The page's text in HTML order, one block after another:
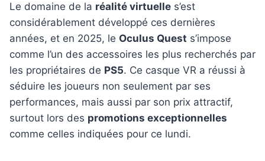
Le domaine de la réalité virtuelle s’est
considérablement développé ces dernières
années, et en 2025, le Oculus Quest s’impose
comme l’un des accessoires les plus recherchés par
les propriétaires de PS5. Ce casque VR a réussi à
séduire les joueurs non seulement par ses
performances, mais aussi par son prix attractif,
surtout lors des promotions exceptionnelles
comme celles indiquées pour ce lundi.